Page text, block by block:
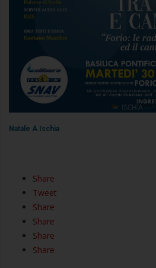
Natale A Ischia
Share
Tweet
Share
Share
Share
Share